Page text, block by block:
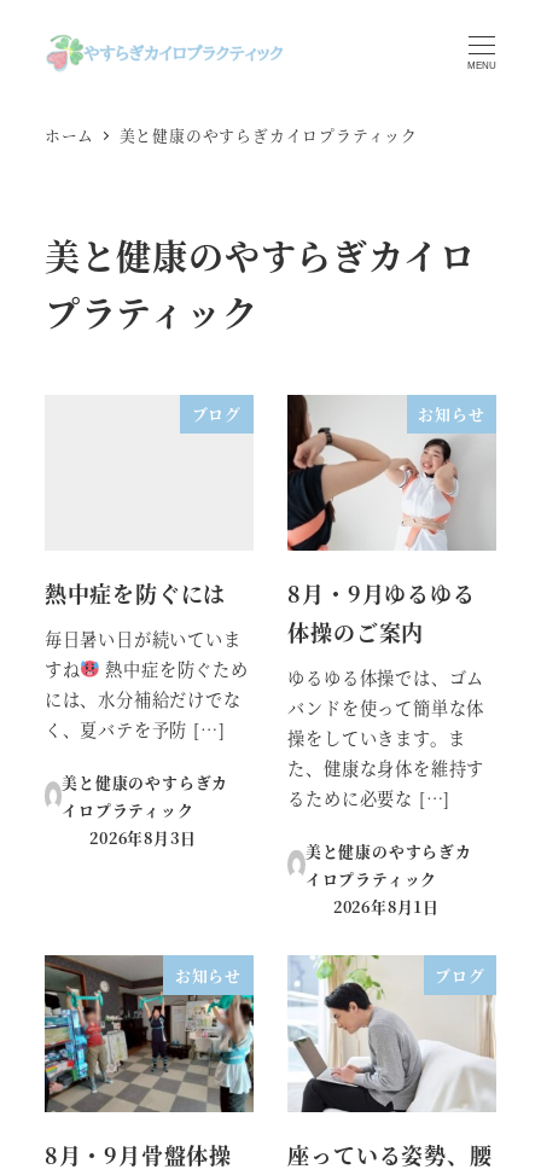
MENU
ホーム 美と健康のやすらぎカイロプラティック
美と健康のやすらぎカイロ
プラティック
ブログ
熱中症を防ぐには
毎日暑い日が続いていま
すね
熱中症を防ぐため
には、水分補給だけでな
く、夏バテを予防 […]
美と健康のやすらぎカ
イロプラティック
投稿日
2026年8月3日
お知らせ
8月・9月ゆるゆる
体操のご案内
ゆるゆる体操では、ゴム
バンドを使って簡単な体
操をしていきます。ま
た、健康な身体を維持す
るために必要な […]
美と健康のやすらぎカ
イロプラティック
投稿日
2026年8月1日
お知らせ
8月・9月骨盤体操
ブログ
座っている姿勢、腰